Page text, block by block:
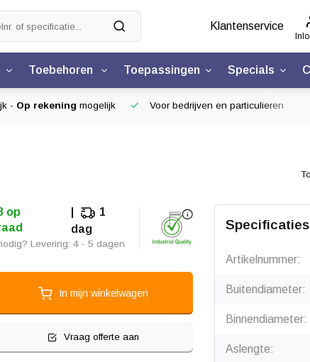
Klantenservice
Toebehoren Toepassingen Specials
- Op rekening mogelijk Voor bedrijven en particulieren
op
1
dag
Levering: 4 - 5 dagen
In mijn winkelwagen
Vraag offerte aan
Specificaties
Artikelnummer:
Buitendiameter:
Binnendiameter:
Aslengte: